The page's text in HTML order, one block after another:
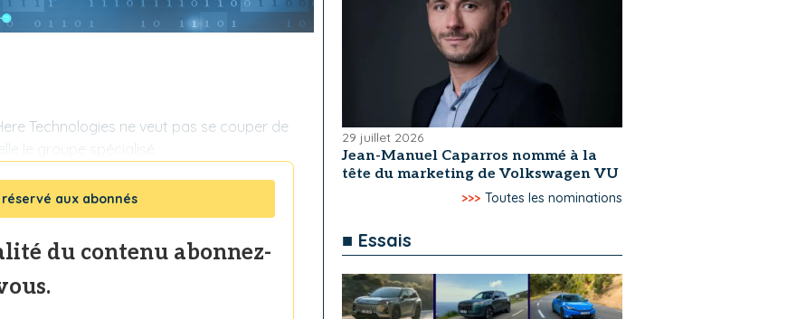
Technologies ne veut pas se couper de
le groupe spécialisé
réservé aux abonnés
du contenu abonnez-
29 juillet 2026
Jean-Manuel Caparros nommé à la
tête du marketing de Volkswagen VU
>>> Toutes les nominations
■ Essais